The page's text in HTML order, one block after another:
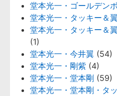
堂本光一・ゴールデン
堂本光一・タッキー＆
堂本光一・タッキー＆
(1)
堂本光一・今井翼 (54)
堂本光一・剛紫 (4)
堂本光一・堂本剛 (59)
堂本光一・堂本剛・タ